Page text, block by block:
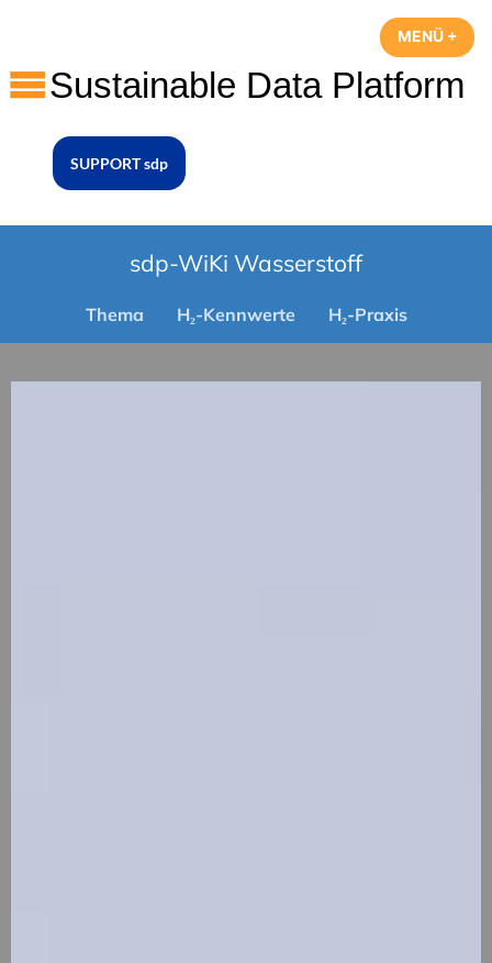
springen
sustainable data platform
MENÜ +
SUPPORT sdp
sdp-WiKi Wasserstoff
Thema H₂-Kennwerte H₂-Praxis